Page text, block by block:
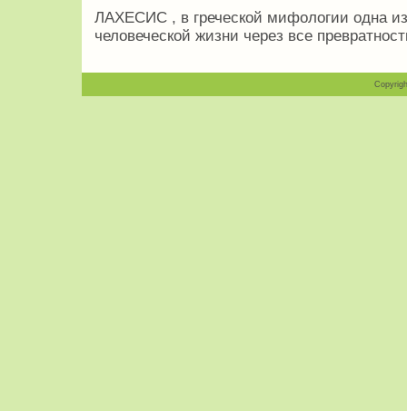
ЛАХЕСИС , в греческой мифологии одна
человеческой жизни через все